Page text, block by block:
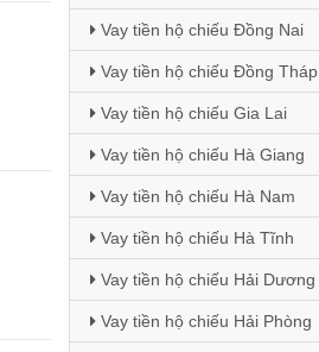
Vay tiền hộ chiếu Đồng Nai
Vay tiền hộ chiếu Đồng Tháp
Vay tiền hộ chiếu Gia Lai
Vay tiền hộ chiếu Hà Giang
Vay tiền hộ chiếu Hà Nam
Vay tiền hộ chiếu Hà Tĩnh
Vay tiền hộ chiếu Hải Dương
Vay tiền hộ chiếu Hải Phòng